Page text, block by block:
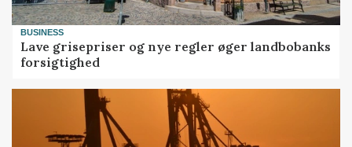
BUSINESS
Lave grisepriser og nye regler øger landbobanks
forsigtighed